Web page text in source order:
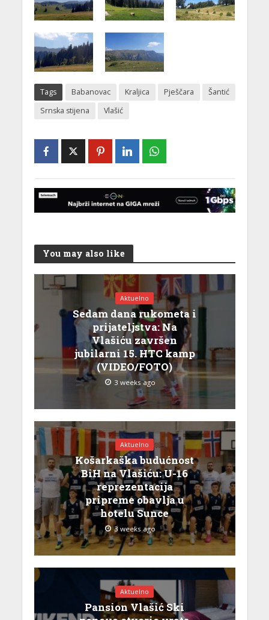
Tags Babanovac Kraljica Pješčara
Šantić
Srnska stijena
Vlašić
You may also like
Aktuelno
Sedam dana rukometa i
prijateljstva: Na
Vlašiću završen
jubilarni 15. HTC kamp
(VIDEO/FOTO)
3 weeks ago
Aktuelno
Košarkaška budućnost
BiH na Vlašiću: U-16
reprezentacija
pripreme obavlja u
hotelu Sunce
3 weeks ago
Aktuelno
Pansion Vlašić Ski